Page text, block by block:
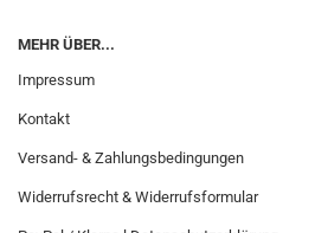
MEHR ÜBER...
Impressum
Kontakt
Versand- & Zahlungsbedingungen
Widerrufsrecht & Widerrufsformular